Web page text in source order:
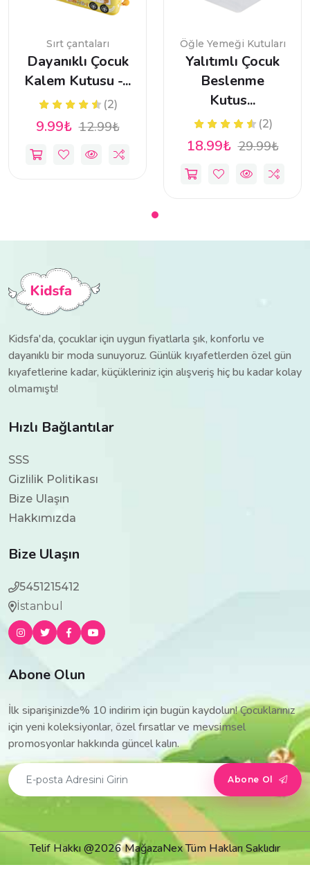
Sırt çantaları
Dayanıklı Çocuk
Kalem Kutusu -...
(2)
9.99₺ 12.99₺
Öğle Yemeği Kutuları
Yalıtımlı Çocuk
Beslenme
Kutus...
(2)
18.99₺ 29.99₺
Kidsfa'da, çocuklar için uygun fiyatlarla şık, konforlu ve
dayanıklı bir moda sunuyoruz. Günlük kıyafetlerden özel gün
kıyafetlerine kadar, küçükleriniz için alışveriş hiç bu kadar kolay
olmamıştı!
Hızlı Bağlantılar
SSS
Gizlilik Politikası
Bize Ulaşın
Hakkımızda
Bize Ulaşın
5451215412
İstanbul
Abone Olun
İlk siparişinizde% 10 indirim için bugün kaydolun! Çocuklarınız
için yeni koleksiyonlar, özel fırsatlar ve mevsimsel
promosyonlar hakkında güncel kalın.
Abone Ol
Telif Hakkı @2026 MağazaNex Tüm Hakları Saklıdır